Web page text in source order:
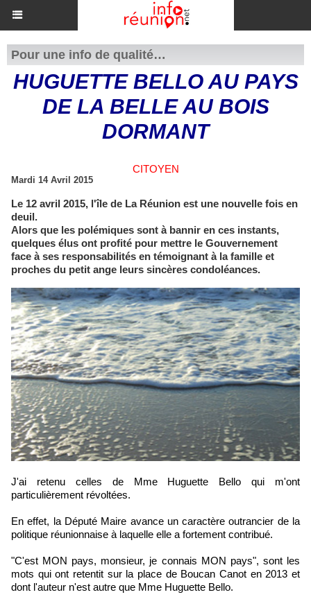
Pour une info de qualité…
HUGUETTE BELLO AU PAYS
DE LA BELLE AU BOIS
DORMANT
CITOYEN
Mardi 14 Avril 2015
Le 12 avril 2015, l'île de La Réunion est une nouvelle fois en
deuil.
Alors que les polémiques sont à bannir en ces instants,
quelques élus ont profité pour mettre le Gouvernement
face à ses responsabilités en témoignant à la famille et
proches du petit ange leurs sincères condoléances.
J'ai retenu celles de Mme Huguette Bello qui m'ont
particulièrement révoltées.
En effet, la Député Maire avance un caractère outrancier de la
politique réunionnaise à laquelle elle a fortement contribué.
"C'est MON pays, monsieur, je connais MON pays", sont les
mots qui ont retentit sur la place de Boucan Canot en 2013 et
dont l'auteur n'est autre que Mme Huguette Bello.